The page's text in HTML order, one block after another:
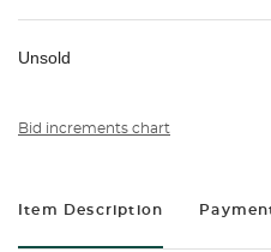
Unsold
Bid increments chart
Item Description